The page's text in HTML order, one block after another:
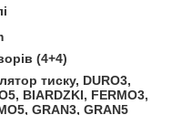
(4+4)
тиску, DURO3,
BIARDZKI, FERMO3,
GRAN3, GRAN5